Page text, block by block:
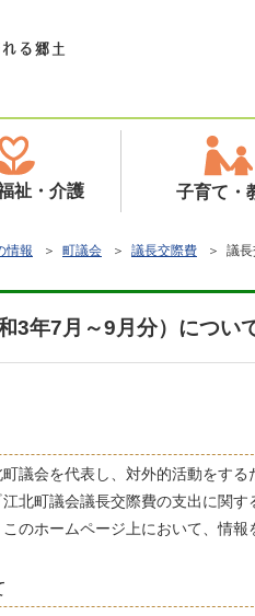
祉・介護 子育て・
情報 ＞ 町議会 ＞ 議長交際費 ＞ 議長
3年7月～9月分）につい
議会を代表し、対外的活動をする
北町議会議長交際費の支出に関す
のホームページ上において、情報